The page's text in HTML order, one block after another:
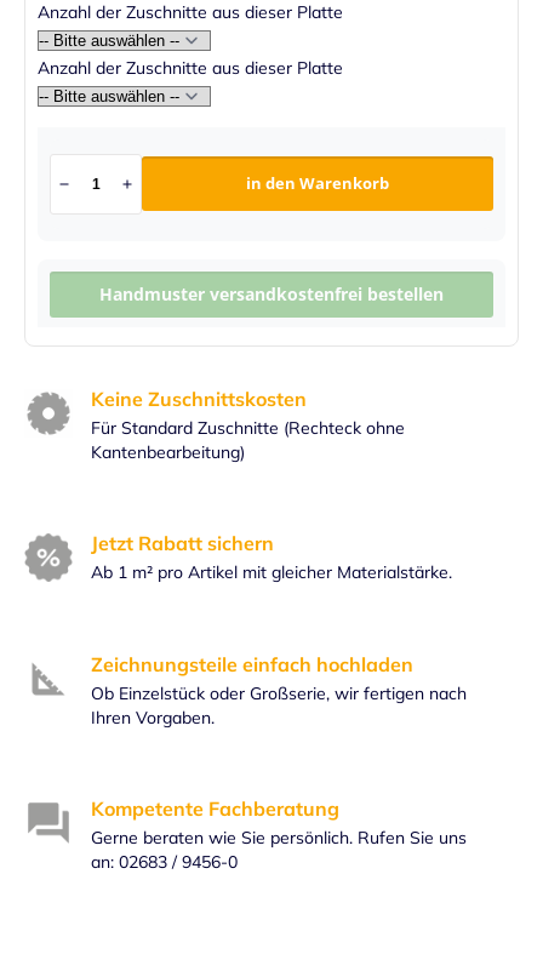
Anzahl der Zuschnitte aus dieser Platte
Anzahl der Zuschnitte aus dieser Platte
in den Warenkorb
Handmuster versandkostenfrei bestellen
Keine Zuschnittskosten
Für Standard Zuschnitte (Rechteck ohne
Kantenbearbeitung)
Jetzt Rabatt sichern
Ab 1 m² pro Artikel mit gleicher Materialstärke.
Zeichnungsteile einfach hochladen
Ob Einzelstück oder Großserie, wir fertigen nach
Ihren Vorgaben.
Kompetente Fachberatung
Gerne beraten wie Sie persönlich. Rufen Sie uns
an: 02683 / 9456-0